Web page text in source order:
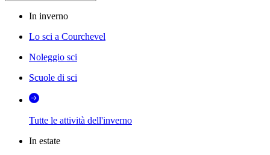
In inverno
Lo sci a Courchevel
Noleggio sci
Scuole di sci
Tutte le attività dell'inverno
In estate